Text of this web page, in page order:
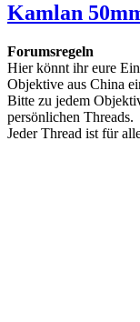
Kamlan
Forumsregeln
Hier könnt ihr eure
Objektive aus China
Bitte zu jedem
persönlichen Threads.
Jeder Thread ist für